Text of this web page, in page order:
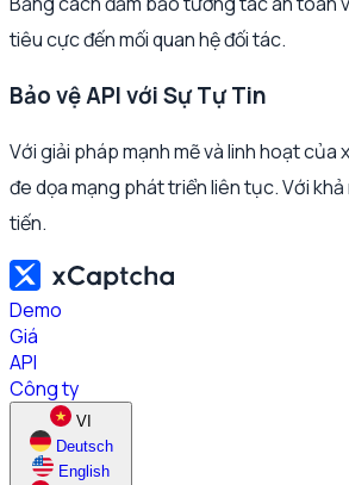
tiêu cực đến mối quan hệ đối tác.
Bảo vệ API với Sự Tự Tin
Với giải pháp mạnh mẽ và linh hoạt
đe dọa mạng phát triển liên tục. Với
tiến.
Demo
Giá
API
Công ty
VI
Deutsch
English